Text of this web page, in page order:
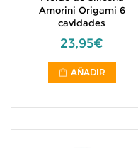
Amorini Origami 6
cavidades
23,95€
AÑADIR